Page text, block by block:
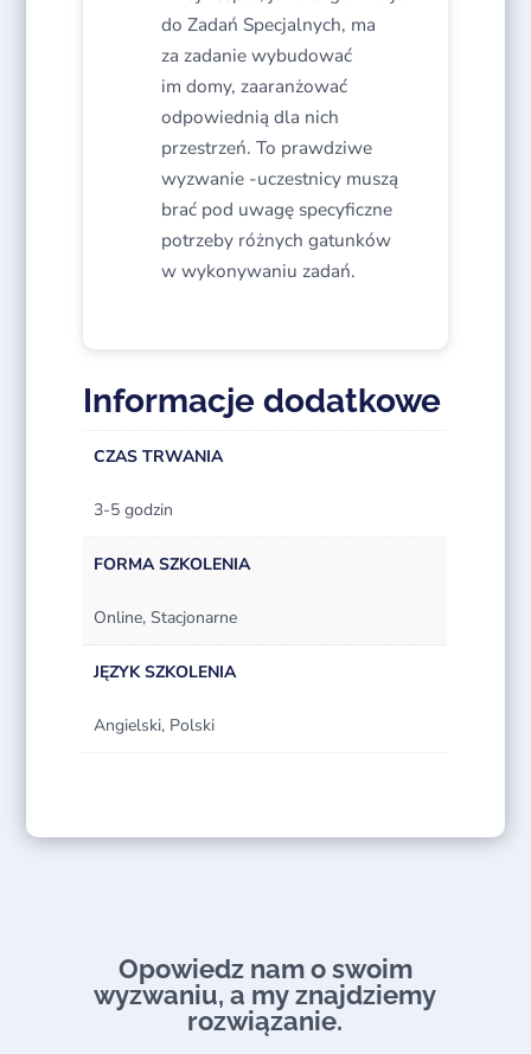
do Zadań Specjalnych, ma
za zadanie wybudować
im domy, zaaranżować
odpowiednią dla nich
przestrzeń. To prawdziwe
wyzwanie -uczestnicy muszą
brać pod uwagę specyficzne
potrzeby różnych gatunków
w wykonywaniu zadań.
Informacje dodatkowe
CZAS TRWANIA
3-5 godzin
FORMA SZKOLENIA
Online, Stacjonarne
JĘZYK SZKOLENIA
Angielski, Polski
Opowiedz nam o swoim
wyzwaniu, a my znajdziemy
rozwiązanie.​